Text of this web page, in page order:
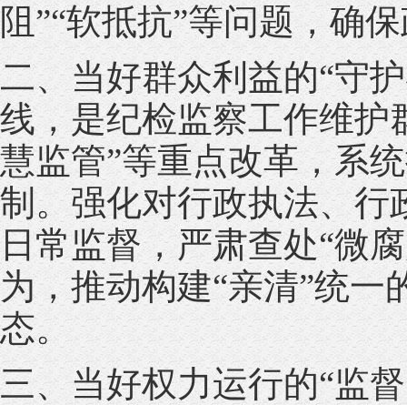
阻”“软抵抗”等问题，确
二、当好群众利益的“守
线，是纪检监察工作维护
慧监管”等重点改革，系
制。强化对行政执法、行
日常监督，严肃查处“微
为，推动构建“亲清”统
态。
三、当好权力运行的“监